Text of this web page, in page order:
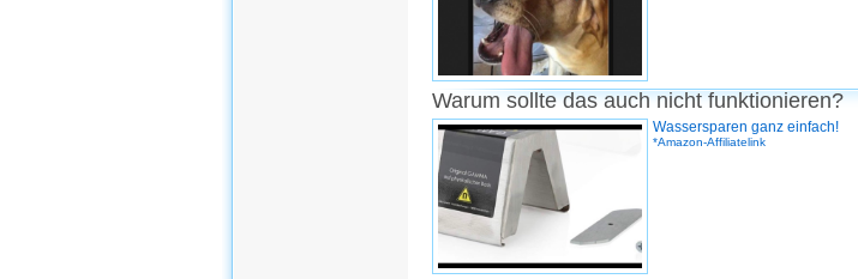
Warum sollte das auch nicht funktionieren?
Wassersparen ganz einfach!
*Amazon-Affiliatelink